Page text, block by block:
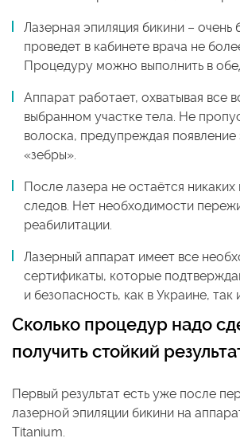
Лазерная эпиляция бикини – очень
проведет в кабинете врача не
Процедуру можно выполнить в
Аппарат работает, охватывая все
выбранном участке тела. Не
волоска, предупреждая появление
«зебры».
После лазера не остаётся
следов. Нет необходимости
реабилитации.
Лазерный аппарат имеет все
сертификаты, которые
и безопасность, как в Украине,
Сколько процедур надо
получить стойкий
Первый результат есть уже после
лазерной эпиляции бикини на
Titanium.